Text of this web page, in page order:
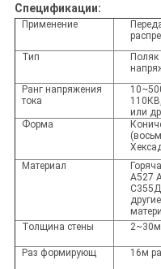
Спецификации:
Применение
Тип
Ранг напряжения
тока
или
Форма
Материал
А527
Толщина стены
Раз формирующ
16м